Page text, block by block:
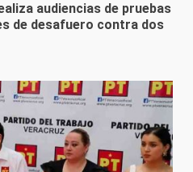
audiencias de pruebas
de desafuero contra dos